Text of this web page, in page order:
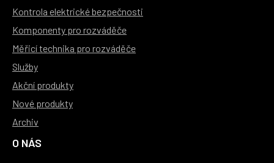
Kontrola elektrické bezpečnosti
Komponenty pro rozváděče
Měřicí technika pro rozváděče
Služby
Akční produkty
Nové produkty
Archiv
O NÁS